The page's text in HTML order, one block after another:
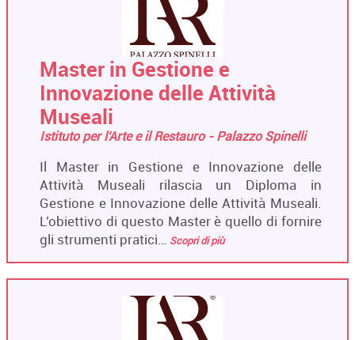
Master in Gestione e
Innovazione delle Attività
Museali
Istituto per l'Arte e il Restauro - Palazzo Spinelli
Il Master in Gestione e Innovazione delle
Attività Museali rilascia un Diploma in
Gestione e Innovazione delle Attività Museali.
L’obiettivo di questo Master è quello di fornire
gli strumenti pratici… Scopri di più